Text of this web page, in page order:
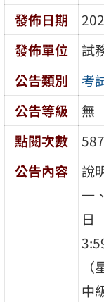
發佈日期
發佈單位
試
公告類別
考
公告等級
無
點閱次數
587
公告內容
說
一
日
中